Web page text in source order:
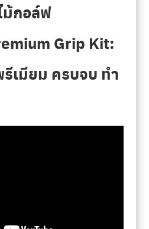
ม้กอล์ฟ
Grip Kit:
เมียม ครบจบ ทำ